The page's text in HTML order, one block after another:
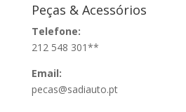
Peças & Acessórios
Telefone:
212 548 301**
Email:
pecas@sadiauto.pt